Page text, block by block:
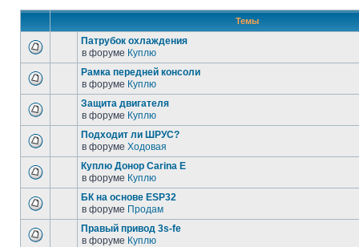
Темы
Патрубок охлаждения
в форуме Куплю
Рамка передней консоли
в форуме Куплю
Защита двигателя
в форуме Куплю
Подходит ли ШРУС?
в форуме Ходовая
Куплю Донор Carina E
в форуме Куплю
БК на основе ESP32
в форуме Продам
Правый привод 3s-fe
в форуме Куплю